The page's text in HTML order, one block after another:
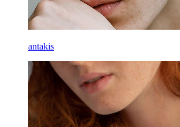
antakis